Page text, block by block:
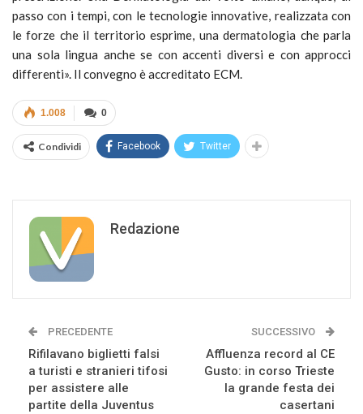
passo con i tempi, con le tecnologie innovative, realizzata con
le forze che il territorio esprime, una dermatologia che parla
una sola lingua anche se con accenti diversi e con approcci
differenti». Il convegno è accreditato ECM.
0
1.008
Condividi Facebook Twitter
Redazione
PRECEDENTE
Rifilavano biglietti falsi
a turisti e stranieri tifosi
per assistere alle
partite della Juventus
SUCCESSIVO
Affluenza record al CE
Gusto: in corso Trieste
la grande festa dei
casertani